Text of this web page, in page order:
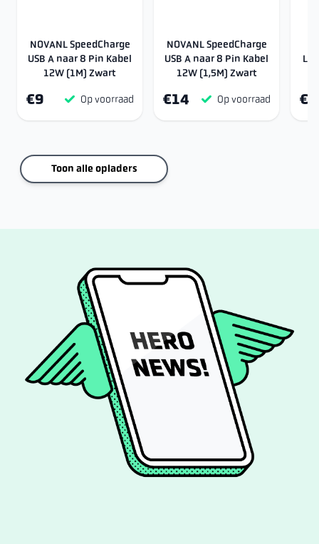
NOVANL SpeedCharge
USB A naar 8 Pin Kabel
12W (1M) Zwart
€9 Op voorraad
NOVANL SpeedCharge
USB A naar 8 Pin Kabel
12W (1,5M) Zwart
€14 Op voorraad €9
Toon alle opladers